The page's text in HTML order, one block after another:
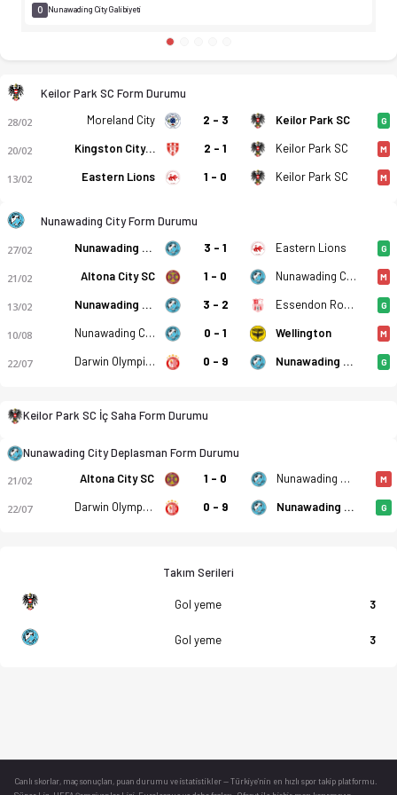
Keilor Park SC - Nunawading City 1-2 bitti. Gol anları,
0 Nunawading City Galibiyeti
Keilor Park SC Form Durumu
28/02 Moreland City 2 - 3 Keilor Park SC G
20/02 Kingston City FC 2 - 1 Keilor Park SC M
13/02 Eastern Lions 1 - 0 Keilor Park SC M
Nunawading City Form Durumu
27/02 Nunawading City 3 - 1 Eastern Lions G
21/02 Altona City SC 1 - 0 Nunawading City M
13/02 Nunawading City 3 - 2 Essendon Royals SC G
10/08 Nunawading City 0 - 1 Wellington M
22/07 Darwin Olympic SC 0 - 9 Nunawading City G
Keilor Park SC İç Saha Form Durumu
Nunawading City Deplasman Form Durumu
21/02 Altona City SC 1 - 0 Nunawading City M
22/07 Darwin Olympic SC 0 - 9 Nunawading City G
Takım Serileri
Gol yeme 3
Gol yeme 3
Canlı skorlar , maç sonuçları, puan durumu ve istatistikler — Türkiye’nin en hızlı spor takip platformu.